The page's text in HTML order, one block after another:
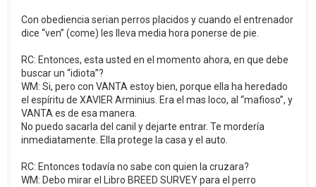
Con obediencia serian perros placidos y cuando el entrenador
dice “ven” (come) les lleva media hora ponerse de pie.
RC: Entonces, esta usted en el momento ahora, en que debe
buscar un “idiota”?
WM: Si, pero con VANTA estoy bien, porque ella ha heredado
el espíritu de XAVIER Arminius. Era el mas loco, al “mafioso”, y
VANTA es de esa manera.
No puedo sacarla del canil y dejarte entrar. Te mordería
inmediatamente. Ella protege la casa y el auto.
RC: Entonces todavía no sabe con quien la cruzara?
WM: Debo mirar el Libro BREED SURVEY para el perro